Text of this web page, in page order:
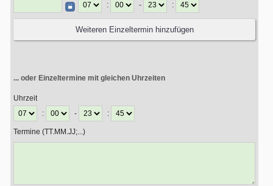
:
- :
... oder Einzeltermine mit gleichen Uhrzeiten
Uhrzeit
:
- :
Termine (TT.MM.JJ;...)